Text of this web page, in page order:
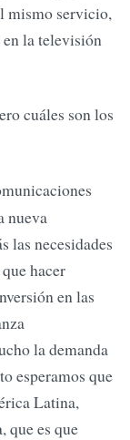
mismo servicio,
en la televisión
cuáles son los
nueva
las necesidades
hacer
en las
la demanda
esperamos que
Latina,
que es que